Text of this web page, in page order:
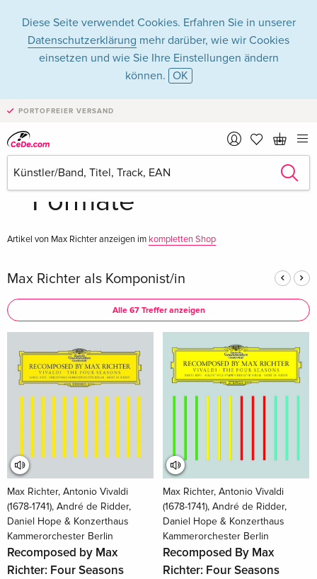
Diese Seite verwendet Cookies. Erfahren Sie in unserer
Datenschutzerklärung mehr darüber, wie wir Cookies
einsetzen und wie Sie Ihre Einstellungen ändern
können. OK
PORTOFREIER VERSAND
Max Richter in
Musik - Alle
Formate
Artikel von Max Richter anzeigen im kompletten Shop
Max Richter als Komponist/in
Alle 67 Treffer anzeigen
Max Richter, Antonio Vivaldi
(1678-1741), André de Ridder,
Daniel Hope & Konzerthaus
Kammerorchester Berlin
Recomposed by Max
Richter: Four Seasons
Max Richter, Antonio Vivaldi
(1678-1741), André de Ridder,
Daniel Hope & Konzerthaus
Kammerorchester Berlin
Recomposed By Max
Richter: Four Seasons